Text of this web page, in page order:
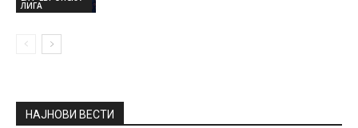
ЛИГА
НАЈНОВИ ВЕСТИ